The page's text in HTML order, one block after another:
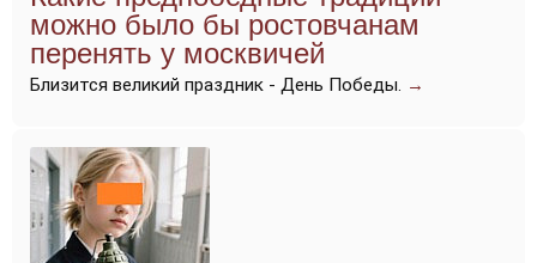
можно было бы ростовчанам
перенять у москвичей
Близится великий праздник - День Победы. →